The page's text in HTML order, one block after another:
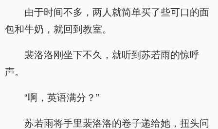
由于时间不多，两人就简单买了些可口的面
包和牛奶，就回到教室。
裴洛洛刚坐下不久，就听到苏若雨的惊呼
声。
“啊，英语满分？”
苏若雨将手里裴洛洛的卷子递给她，扭头问